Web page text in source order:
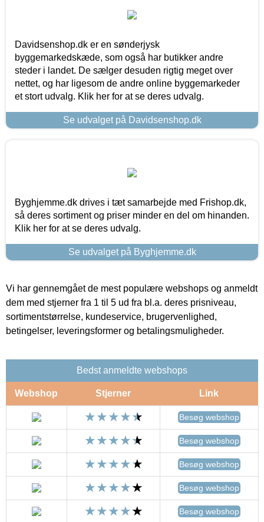
Davidsenshop.dk er en sønderjysk
byggemarkedskæde, som også har butikker andre
steder i landet. De sælger desuden rigtig meget over
nettet, og har ligesom de andre online byggemarkeder
et stort udvalg. Klik her for at se deres udvalg.
Se udvalget på Davidsenshop.dk
Byghjemme.dk drives i tæt samarbejde med Frishop.dk,
så deres sortiment og priser minder en del om hinanden.
Klik her for at se deres udvalg.
Se udvalget på Byghjemme.dk
Vi har gennemgået de mest populære webshops og anmeldt
dem med stjerner fra 1 til 5 ud fra bl.a. deres prisniveau,
sortimentstørrelse, kundeservice, brugervenlighed,
betingelser, leveringsformer og betalingsmuligheder.
Bedst anmeldte webshops
Webshop Stjerner Link
Besøg webshop
Besøg webshop
Besøg webshop
Besøg webshop
Besøg webshop